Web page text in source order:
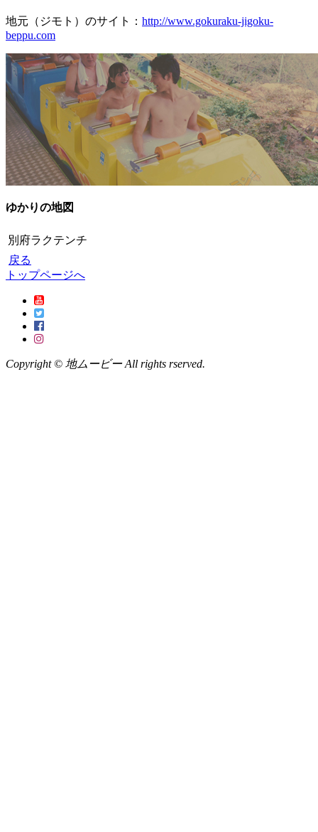
地元（ジモト）のサイト： http://www.gokuraku-jigoku-
beppu.com
ゆかりの地図
別府ラクテンチ
戻る
トップページへ
Copyright © 地ムービー All rights rserved.